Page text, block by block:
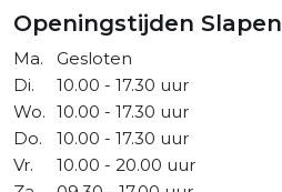
Openingstijden Slapen
Ma.
Di.
Wo.
Do.
Vr.
Gesloten
10.00 - 17.30 uur
10.00 - 17.30 uur
10.00 - 17.30 uur
10.00 - 20.00 uur